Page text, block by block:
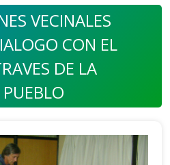
VECINALES
CON EL
DE LA